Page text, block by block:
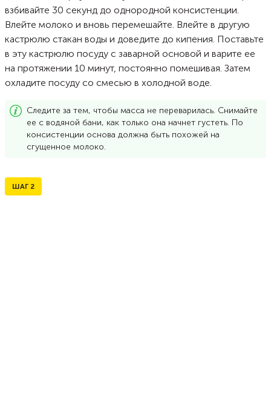
взбивайте 30 секунд до однородной консистенции.
Влейте молоко и вновь перемешайте. Влейте в другую
кастрюлю стакан воды и доведите до кипения. Поставьте
в эту кастрюлю посуду с заварной основой и варите ее
на протяжении 10 минут, постоянно помешивая. Затем
охладите посуду со смесью в холодной воде.
Следите за тем, чтобы масса не переварилась. Снимайте
ее с водяной бани, как только она начнет густеть. По
консистенции основа должна быть похожей на
сгущенное молоко.
ШАГ 2